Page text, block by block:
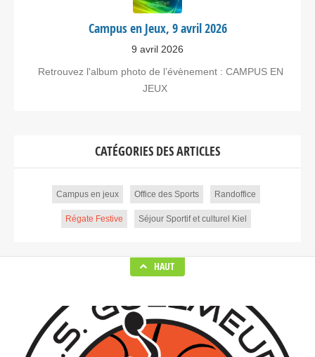
Campus en Jeux, 9 avril 2026
9 avril 2026
Retrouvez l'album photo de l’évènement : CAMPUS EN
JEUX
CATÉGORIES DES ARTICLES
Campus en jeux Office des Sports Randoffice
Régate Festive Séjour Sportif et culturel Kiel
HAUT